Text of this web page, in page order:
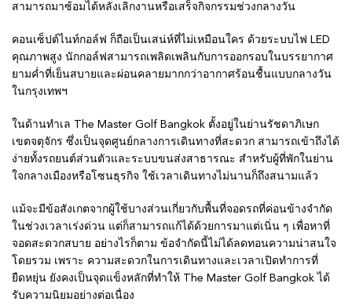
สามารถมาซ้อมได้หลังเลิกงานหรือเสร็จกิจกรรมช่วงกลางวัน
คอนเซ็ปต์ไนท์กอล์ฟ ก็ถือเป็นเสน่ห์ที่ไม่เหมือนใคร ด้วยระบบไฟ LED
คุณภาพสูง นักกอล์ฟสามารถเพลิดเพลินกับการออกรอบในบรรยากาศ
ยามค่ำที่เย็นสบายและผ่อนคลายมากกว่าอากาศร้อนชื้นแบบกลางวัน
ในกรุงเทพฯ
ในด้านทำเล The Master Golf Bangkok ตั้งอยู่ในย่านรัชดาภิเษก
เขตจตุจักร ซึ่งเป็นจุดศูนย์กลางการเดินทางที่สะดวก สามารถเข้าถึงได้
ง่ายทั้งรถยนต์ส่วนตัวและระบบขนส่งสาธารณะ สำหรับผู้ที่พักในย่าน
ใจกลางเมืองหรือโซนธุรกิจ ใช้เวลาเดินทางไม่นานก็ถึงสนามแล้ว
แม้จะมีข้อสังเกตจากผู้ใช้บางส่วนเกี่ยวกับพื้นที่จอดรถที่ค่อนข้างจำกัด
ในช่วงเวลาเร่งด่วน แต่ก็สามารถแก้ได้ด้วยการมาแต่เนิ่น ๆ เพื่อหาที่
จอดสะดวกสบาย อย่างไรก็ตาม ข้อจำกัดนี้ไม่ได้ลดทอนความน่าสนใจ
โดยรวม เพราะ ความสะดวกในการเดินทางและเวลาเปิดทำการที่
ยืดหยุ่น ยังคงเป็นจุดแข็งหลักที่ทำให้ The Master Golf Bangkok ได้
รับความนิยมอย่างต่อเนื่อง